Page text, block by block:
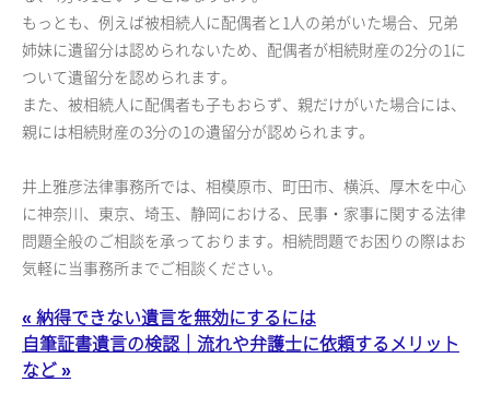
もっとも、例えば被相続人に配偶者と1人の弟がいた場合、兄弟
姉妹に遺留分は認められないため、配偶者が相続財産の2分の1に
ついて遺留分を認められます。
また、被相続人に配偶者も子もおらず、親だけがいた場合には、
親には相続財産の3分の1の遺留分が認められます。
井上雅彦法律事務所では、相模原市、町田市、横浜、厚木を中心
に神奈川、東京、埼玉、静岡における、民事・家事に関する法律
問題全般のご相談を承っております。相続問題でお困りの際はお
気軽に当事務所までご相談ください。
« 納得できない遺言を無効にするには
自筆証書遺言の検認｜流れや弁護士に依頼するメリット
など »